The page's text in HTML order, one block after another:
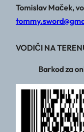
Tomislav Maček,
VODIČI NA
Barkod za